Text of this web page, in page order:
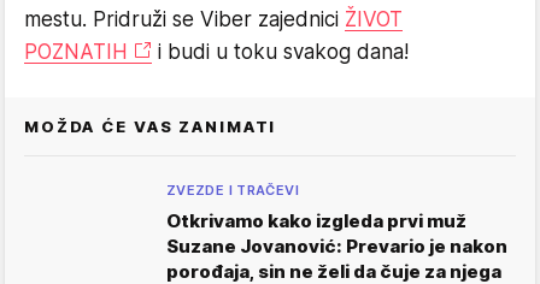
mestu. Pridruži se Viber zajednici ŽIVOT
POZNATIH
i budi u toku svakog dana!
MOŽDA ĆE VAS ZANIMATI
ZVEZDE I TRAČEVI
Otkrivamo kako izgleda prvi muž
Suzane Jovanović: Prevario je nakon
porođaja, sin ne želi da čuje za njega